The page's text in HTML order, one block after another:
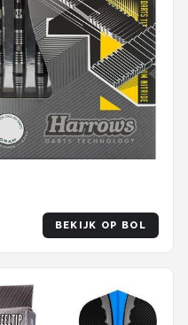
BEKIJK OP BOL